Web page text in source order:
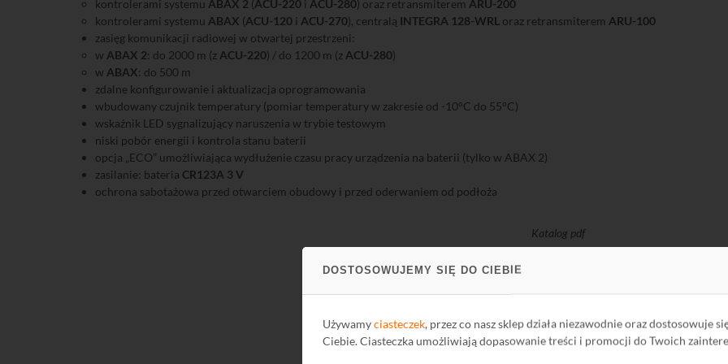
DOSTOSOWUJEMY SIĘ DO CIEBIE
Używamyciasteczek, przez co nasz sklep działa niezawodnie oraz dostosowuje
Ciebie. Ciasteczka umożliwiają dopasowanie treści i promocji do Twoich
kontrolerami systemu ABAX 2 (ACU-220 i ACU-280) oraz retransmiterem ARU-200
kontrolerami systemu ABAX (ACU-120 i ACU-270), centralą INTEGRA 128-WRL oraz retransmiterem ARU-100
zasięg komunikacji radiowej w otwartej przestrzeni:
w ABAX 2: do 2000 m (z ACU-220) / do 1200 m (z ACU-280)
w ABAX: do 500 m
zdalne konfigurowanie i aktualizacja oprogramowania
wbudowany czujnik temperatury (pomiar temperatury w zakresie od -10°C do 55°C)
wskaźnik LED sygnalizujący naruszenia w trybie testowym
niski pobór energii i kontrola stanu baterii
opcja „ECO” umożliwiająca wydłużenie czasu pracy urządzenia na baterii (tylko w ABAX 2)
zasilanie: bateria CR123A 3 V
ochrona sabotażowa przed otwarciem obudowy i przed oderwaniem od podłoża
Katalog pdf